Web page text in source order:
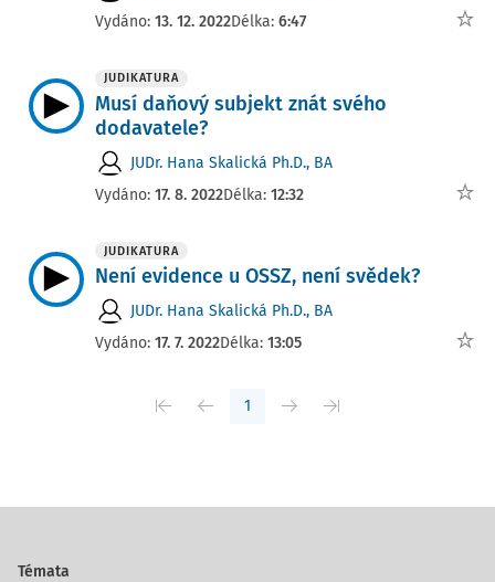
Vydáno: 13. 12. 2022Délka: 6:47
JUDIKATURA
Musí daňový subjekt znát svého
dodavatele?
JUDr. Hana Skalická Ph.D., BA
Vydáno: 17. 8. 2022Délka: 12:32
JUDIKATURA
Není evidence u OSSZ, není svědek?
JUDr. Hana Skalická Ph.D., BA
Vydáno: 17. 7. 2022Délka: 13:05
1
Témata